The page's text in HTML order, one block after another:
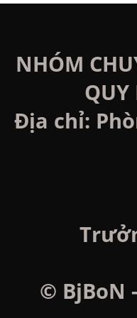
NHÓM
Địa chỉ:
© BjBoN